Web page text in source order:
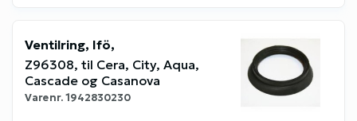
Ventilring, Ifö,
Z96308, til Cera, City, Aqua,
Cascade og Casanova
Varenr.1942830230